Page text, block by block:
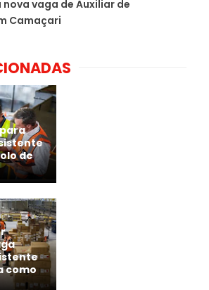
vaga de Auxiliar de
Camaçari
de
como